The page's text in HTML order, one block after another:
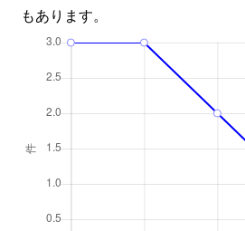
もあります。